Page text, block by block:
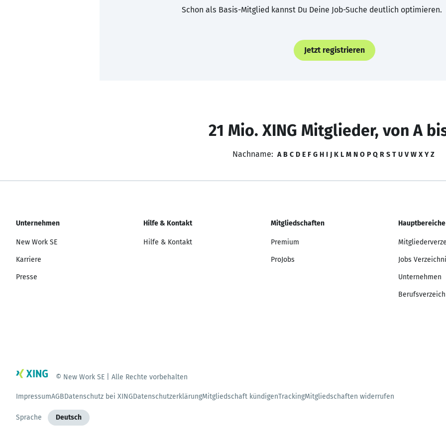
Schon als Basis-Mitglied kannst Du Deine Job-Suche deutlich optimieren.
Jetzt registrieren
21 Mio. XING Mitglieder, von A
Nachname: A B C D E F G H I J K L M N O P Q R S T U V W X Y Z
Unternehmen
New Work SE
Karriere
Presse
Hilfe & Kontakt
Hilfe & Kontakt
Mitgliedschaften
Premium
ProJobs
Hauptbereiche
Jobs
Unternehmen
© New Work SE | Alle Rechte vorbehalten
ImpressumAGBDatenschutz bei XINGDatenschutzerklärungMitgliedschaft kündigenTrackingMitgliedschaften widerrufen
Sprache Deutsch